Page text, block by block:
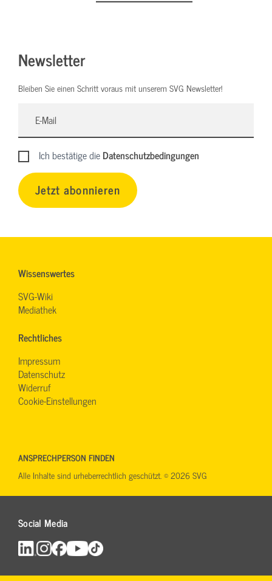
Newsletter
Bleiben Sie einen Schritt voraus mit unserem SVG Newsletter!
Ich bestätige dieDatenschutzbedingungen
Jetzt abonnieren
Wissenswertes
SVG-Wiki
Mediathek
Rechtliches
Impressum
Datenschutz
Widerruf
Cookie-Einstellungen
Social Media
ANSPRECHPERSON FINDEN
Alle Inhalte sind urheberrechtlich geschützt. © 2026 SVG